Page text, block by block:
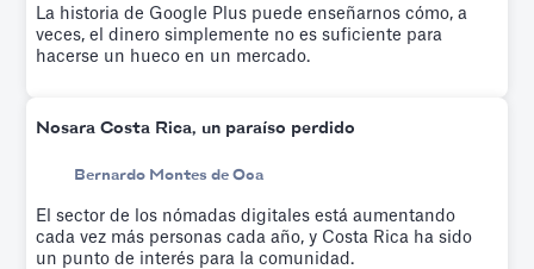
La historia de Google Plus puede enseñarnos cómo, a
veces, el dinero simplemente no es suficiente para
hacerse un hueco en un mercado.
Nosara Costa Rica, un paraíso perdido
Bernardo Montes de Oca
El sector de los nómadas digitales está aumentando
cada vez más personas cada año, y Costa Rica ha sido
un punto de interés para la comunidad.